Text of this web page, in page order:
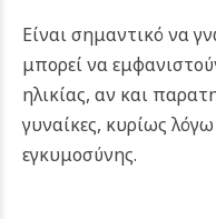
Είναι σημαντικό να
μπορεί να
ηλικίας, αν και
γυναίκες, κυρίως
εγκυμοσύνης.